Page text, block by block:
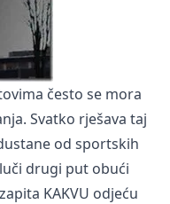
često se mora
Svatko rješava taj
od sportskih
drugi put obući
KAKVU odjeću